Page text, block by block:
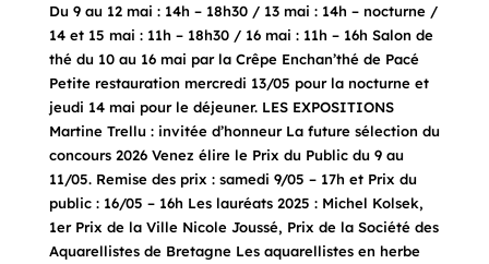
Du 9 au 12 mai : 14h – 18h30 / 13 mai : 14h – nocturne /
14 et 15 mai : 11h – 18h30 / 16 mai : 11h – 16h Salon de
thé du 10 au 16 mai par la Crêpe Enchan’thé de Pacé
Petite restauration mercredi 13/05 pour la nocturne et
jeudi 14 mai pour le déjeuner. LES EXPOSITIONS
Martine Trellu : invitée d’honneur La future sélection du
concours 2026 Venez élire le Prix du Public du 9 au
11/05. Remise des prix : samedi 9/05 – 17h et Prix du
public : 16/05 – 16h Les lauréats 2025 : Michel Kolsek,
1er Prix de la Ville Nicole Joussé, Prix de la Société des
Aquarellistes de Bretagne Les aquarellistes en herbe